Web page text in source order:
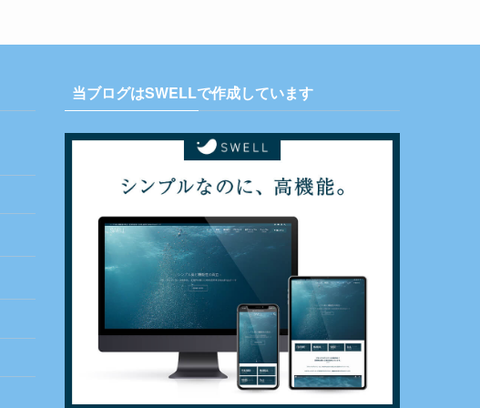
当ブログはSWELLで作成しています